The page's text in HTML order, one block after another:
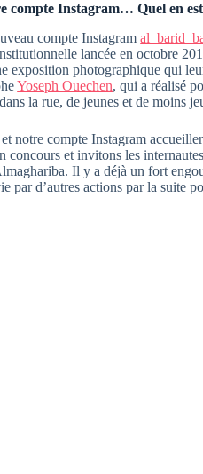
compte Instagram… Quel en
compte Instagram
lancée en octobre
exposition photographique qui
Yoseph Ouechen, qui a réalisé
la rue, de jeunes et de moins
notre compte Instagram
et invitons les
Il y a déjà un fort
par d’autres actions par la suite